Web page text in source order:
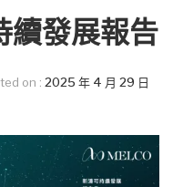
續發展報告
on : 2025 年 4 月 29 日